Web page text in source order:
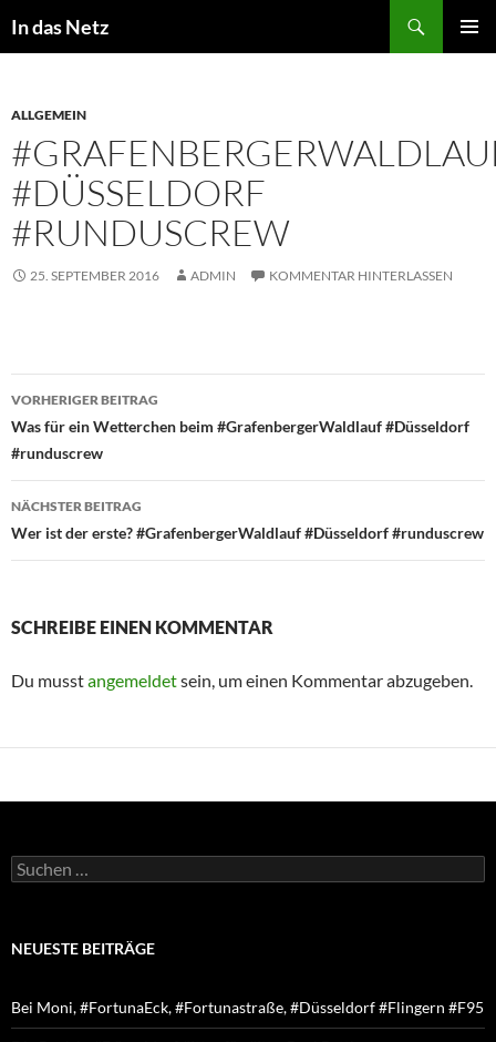
Inhalt
In das Netz
ALLGEMEIN
#DÜSSELDORF
#RUNDUSCREW
25. SEPTEMBER 2016 ADMIN KOMMENTAR HINTERLASSEN
Beitragsnavigation
VORHERIGER BEITRAG
Was für ein Wetterchen beim #GrafenbergerWaldlauf #Düsseldorf
#runduscrew
NÄCHSTER BEITRAG
Wer ist der erste? #GrafenbergerWaldlauf #Düsseldorf #runduscrew
SCHREIBE EINEN KOMMENTAR
Du musstangemeldetsein, um einen Kommentar abzugeben.
Suchen
nach:
NEUESTE BEITRÄGE
Bei Moni, #FortunaEck, #Fortunastraße, #Düsseldorf #Flingern #F95